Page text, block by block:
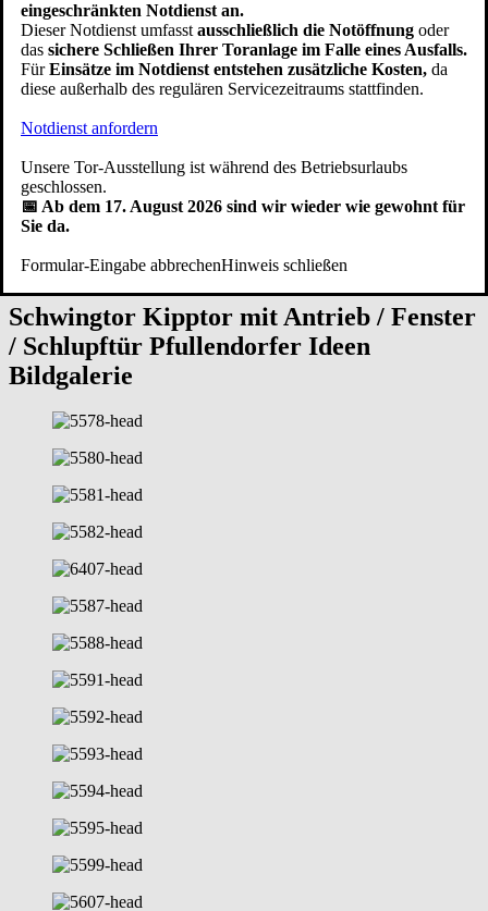
Verarbeitung
Bei Pfullendorfer Tor-Systeme® entstehen dieGaragen
Schwingtore seit 1949in Handarbeit durch erfahrene Schlosser und
Schreiner - unterstützt von modernen Bearbeitungsmaschinen.
undDIN EN ISO 14001
Herzblut. Egal für welches Design Sie sich entscheiden, die Qualität
der hochwertigen Verarbeitung stimmt bei einer
aus Pfullendorf ebenso wie der Service. Zu unserem Service gehört,
dass SieSchwingtor Ersatzteile
bestellen können.
Schwingtor Kipptor mit Antrieb / Fenster
/ Schlupftür Pfullendorfer Ideen
Bildgalerie
eingeschränkten Notdienst an.
Dieser Notdienst umfasstausschließlich die Notöffnung oder
das sichere Schließen Ihrer Toranlage im Falle eines Ausfalls.
FürEinsätze im Notdienst entstehen zusätzliche Kosten, da
diese außerhalb des regulären Servicezeitraums stattfinden.
Notdienst anfordern
Unsere Tor-Ausstellung ist während des Betriebsurlaubs
geschlossen.
📅 Ab dem 17. August 2026 sind wir wieder wie gewohnt für
Sie da.
Formular-Eingabe abbrechenHinweis schließen